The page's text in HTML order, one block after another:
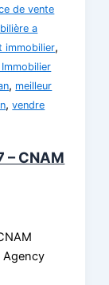
de vente
a
immobilier,
, meilleur
,vendre
– CNAM
Agency